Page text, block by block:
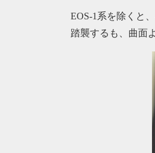
EOS-1系を除くと
踏襲するも、曲面